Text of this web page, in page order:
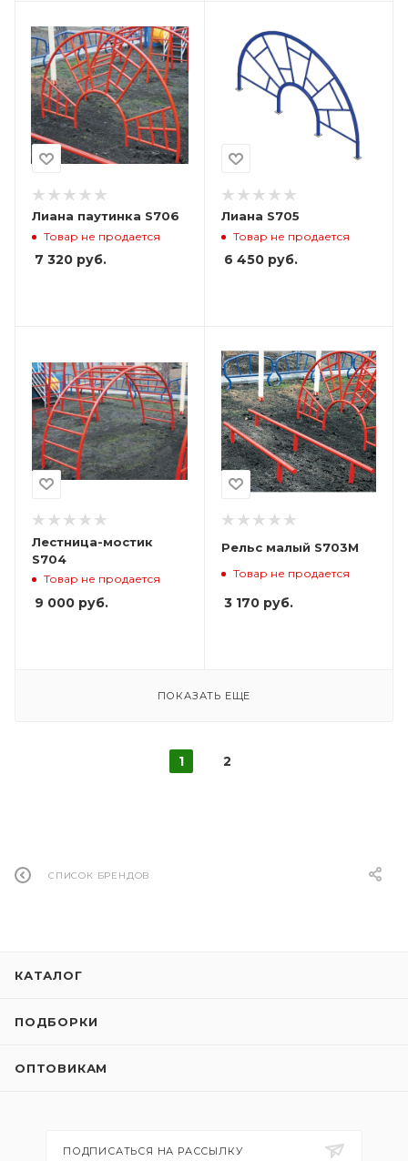
Лиана паутинка S706
Товар не продается
7 320 руб.
Лиана S705
Товар не продается
6 450руб.
Лестница-мостик
S704
Товар не продается
9 000 руб.
Рельс малый S703M
Товар не продается
3 170руб.
ПОКАЗАТЬ ЕЩЕ
1 2
СПИСОК БРЕНДОВ
КАТАЛОГ
ПОДБОРКИ
ОПТОВИКАМ
ПОДПИСАТЬСЯ НА РАССЫЛКУ